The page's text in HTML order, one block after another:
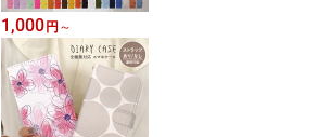
1,000 円 ～